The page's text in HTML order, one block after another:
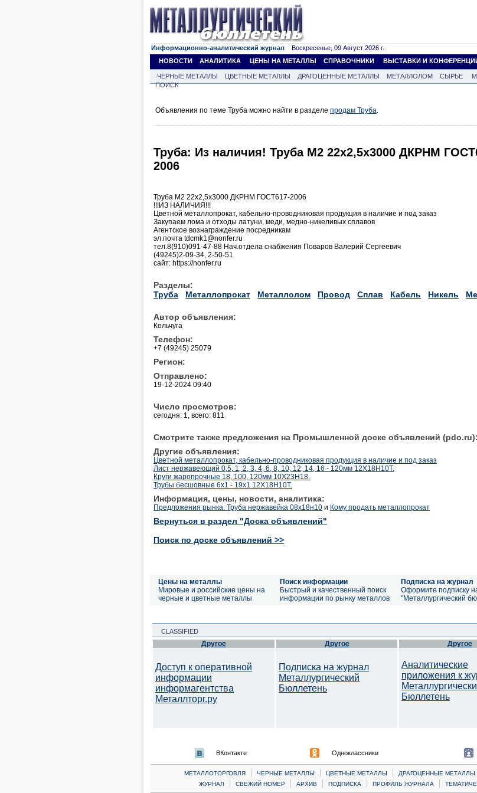
Информационно-аналитический журнал Воскресенье, 09 Август 2026 г.
НОВОСТИ
АНАЛИТИКА ЦЕНЫ НА МЕТАЛЛЫ СПРАВОЧНИКИ ВЫСТАВКИ И
ЧЕРНЫЕ МЕТАЛЛЫ ЦВЕТНЫЕ МЕТАЛЛЫ ДРАГОЦЕННЫЕ МЕТАЛЛЫ МЕТАЛЛОЛОМ СЫРЬЕ
ПОИСК
Объявления по теме Труба можно найти в разделе продам Труба.
Труба: Из наличия! Труба М2 22х2,5х3000 ДКРНМ
2006
Труба М2 22х2,5х3000 ДКРНМ ГОСТ617-2006
!!!ИЗ НАЛИЧИЯ!!!
Цветной металлопрокат, кабельно-проводниковая продукция в наличие и под заказ
Закупаем лома и отходы латуни, меди, медно-никеливых сплавов
Агентское вознаграждение посредникам
эл.почта tdcmk1@nonfer.ru
тел.8(910)091-47-88 Нач.отдела снабжения Поваров Валерий Сергеевич
(49245)2-09-34, 2-50-51
сайт: https://nonfer.ru
Разделы:
Труба
Металлопрокат Металлолом Провод Сплав Кабель Никель
Автор объявления:
Кольчуга
Телефон:
+7 (49245) 25079
Регион:
Отправлено:
19-12-2024 09:40
Число просмотров:
сегодня: 1, всего: 811
Смотрите также предложения на Промышленной доске объявлений (pdo.ru):
Другие объявления:
Цветной металлопрокат, кабельно-проводниковая продукция в наличие и под заказ
Лист нержавеющий 0,5, 1, 2, 3, 4, 6, 8, 10, 12, 14, 16 - 120мм 12Х18Н10Т.
Круги жаропрочные 18, 100, 120мм 10Х23Н18.
Трубы бесшовные 6х1 - 19х1 12Х18Н10Т.
Информация, цены, новости, аналитика:
Предложения рынка: Труба нержавейка 08х18н10 и Кому продать металлопрокат
Вернуться в раздел "Доска объявлений"
Поиск по доске объявлений >>
Цены на металлы
Мировые и российские цены на
черные и цветные металлы
Поиск информации
Быстрый и качественный поиск
информации по рынку металлов
Подписка на журнал
Оформите подписку
"Металлургический
CLASSIFIED
Другое
Доступ к оперативной
информации
информагентства
Металлторг.ру
Другое
Подписка на журнал
Металлургический
Бюллетень
Другое
Аналитические
приложения к
Бюллетень
ВКонтакте Одноклассники
МЕТАЛЛОТОРГОВЛЯ | ЧЕРНЫЕ МЕТАЛЛЫ | ЦВЕТНЫЕ МЕТАЛЛЫ | ДРАГОЦЕННЫЕ МЕТАЛЛЫ
ЖУРНАЛ
| СВЕЖИЙ НОМЕР | АРХИВ | ПОДПИСКА | ПРОФИЛЬ ЖУРНАЛА |